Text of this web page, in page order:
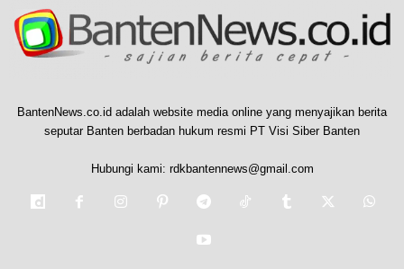
BantenNews.co.id adalah website media online yang menyajikan berita
seputar Banten berbadan hukum resmi PT Visi Siber Banten
Hubungi kami: rdkbantennews@gmail.com